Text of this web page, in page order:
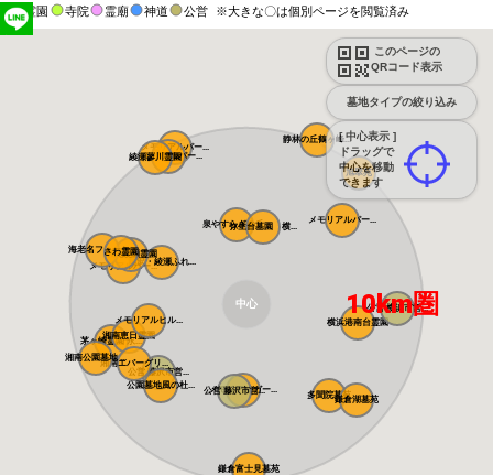
霊園 寺院 霊廟 神道 公営 ※大きな〇は個別ページを閲覧済み
このページの
QRコード表示
墓地タイプの絞り込み
[ 中心表示 ]
ドラッグで
中心を移動
できます
横浜港南台霊園
旭翠苑
鎌倉富士見墓苑
メモリアルパー...藤沢・綾瀬ふれ...
茅ヶ崎霊園 永...
湘南恵日霊園
メモリアルパー...
県央綾瀬霊園
メモリアルパー...
綾瀬蓼川霊園
海老名フォーシ...
メモリアルヒル...
泉やすらぎの丘...
多聞院墓苑
さわ霊園
静林の丘鶴ヶ峰...
メモリアルガー...
鎌倉湖墓苑
弥生台墓園 横...
公営 藤沢市営...
公営 藤沢市営...
公営 横浜市営...
湘南エバーグリ...
メモリアルパー...
湘南公園墓地 ...
公園墓地風の杜...
中心 10km圏